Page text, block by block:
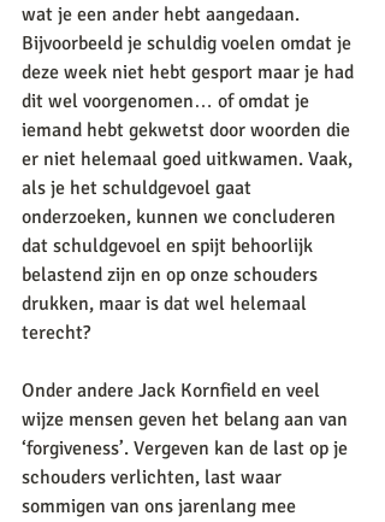
wat je een ander hebt aangedaan.
Bijvoorbeeld je schuldig voelen omdat je
deze week niet hebt gesport maar je had
dit wel voorgenomen… of omdat je
iemand hebt gekwetst door woorden die
er niet helemaal goed uitkwamen. Vaak,
als je het schuldgevoel gaat
onderzoeken, kunnen we concluderen
dat schuldgevoel en spijt behoorlijk
belastend zijn en op onze schouders
drukken, maar is dat wel helemaal
terecht?
Onder andere Jack Kornfield en veel
wijze mensen geven het belang aan van
‘forgiveness’. Vergeven kan de last op je
schouders verlichten, last waar
sommigen van ons jarenlang mee